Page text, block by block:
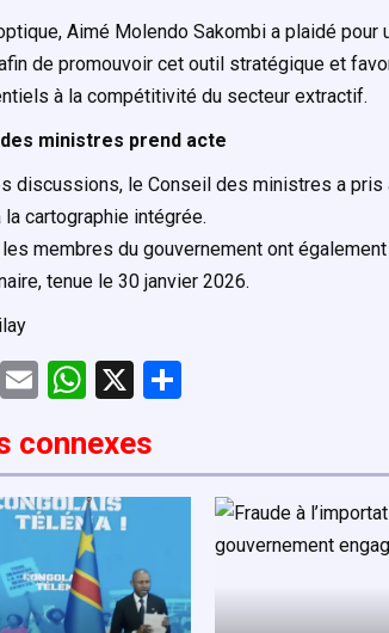
Aimé Molendo Sakombi a plaidé
de promouvoir cet outil stratégique et
à la compétitivité du secteur extractif.
ministres prend acte
discussions, le Conseil des ministres a pris
la cartographie intégrée.
membres du gouvernement ont
tenue le 30 janvier 2026.
M
o
E
ail
W
at
s
A
p
p
X
g
connexes